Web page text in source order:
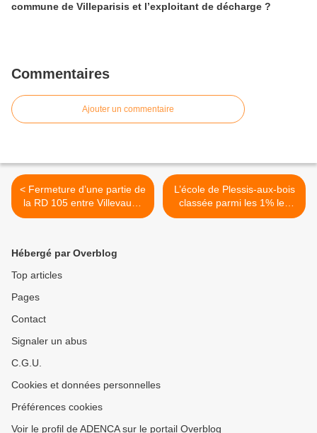
commune de Villeparisis et l’exploitant de décharge ?
Commentaires
Ajouter un commentaire
< Fermeture d’une partie de
la RD 105 entre Villevaudé
et Villeparisis : les riverains
ABREU et Xavier
VANDERBISE aux abonnés
L’école de Plessis-aux-bois
classée parmi les 1% les
plus exposés aux pesticides
Hébergé par Overblog
Top articles
Pages
Contact
Signaler un abus
C.G.U.
Cookies et données personnelles
Préférences cookies
Voir le profil de ADENCA sur le portail Overblog